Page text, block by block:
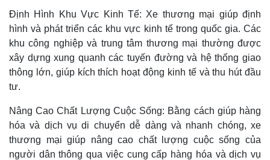
Định Hình Khu Vực Kinh Tế: Xe thương mại giúp định
hình và phát triển các khu vực kinh tế trong quốc gia. Các
khu công nghiệp và trung tâm thương mại thường được
xây dựng xung quanh các tuyến đường và hệ thống giao
thông lớn, giúp kích thích hoạt động kinh tế và thu hút đầu
tư.
Nâng Cao Chất Lượng Cuộc Sống: Bằng cách giúp hàng
hóa và dịch vụ di chuyển dễ dàng và nhanh chóng, xe
thương mại giúp nâng cao chất lượng cuộc sống của
người dân thông qua việc cung cấp hàng hóa và dịch vụ